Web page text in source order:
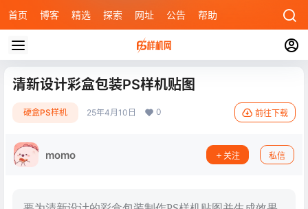
首页 博客 精选 探索 网址 公告 帮助
清新设计彩盒包装PS样机贴图
硬盒PS样机 25年4月10日 0 前往下载
momo 关注 私信